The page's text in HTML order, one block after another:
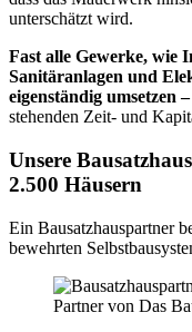
unterschätzt wird.
Fast alle Gewerke, wie
Sanitäranlagen und
eigenständig umsetzen –
stehenden Zeit- und
Unsere
2.500 Häusern
Ein Bausatzhauspartner
bewehrten
Partner von Das